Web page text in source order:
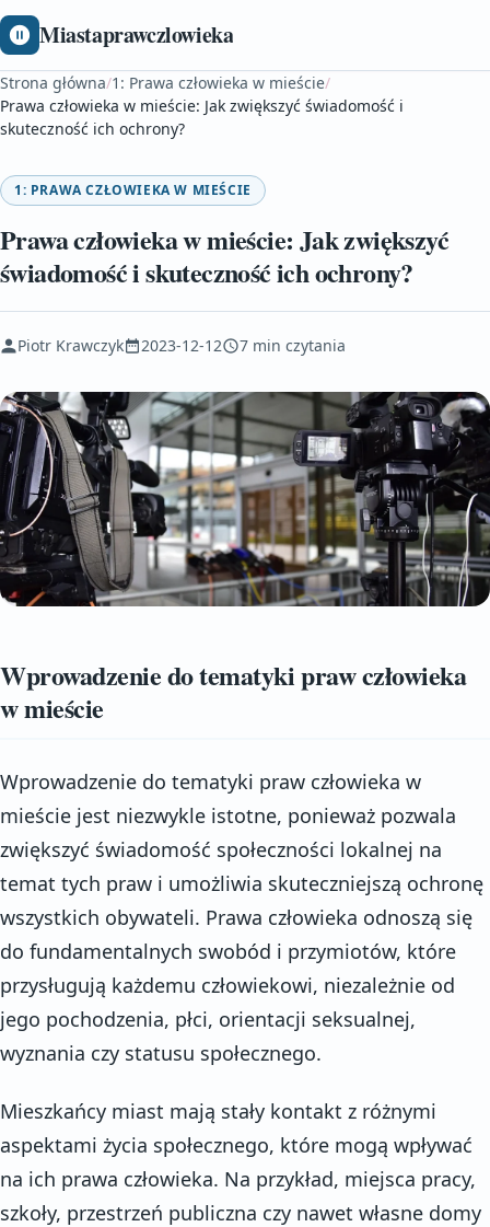
Miastaprawczlowieka
Strona główna/1: Prawa człowieka w mieście/
Prawa człowieka w mieście: Jak zwiększyć świadomość i
skuteczność ich ochrony?
1: PRAWA CZŁOWIEKA W MIEŚCIE
Prawa człowieka w mieście: Jak zwiększyć
świadomość i skuteczność ich ochrony?
Piotr Krawczyk 2023-12-12 7 min czytania
Wprowadzenie do tematyki praw człowieka
w mieście
Wprowadzenie do tematyki praw człowieka w
mieście jest niezwykle istotne, ponieważ pozwala
zwiększyć świadomość społeczności lokalnej na
temat tych praw i umożliwia skuteczniejszą ochronę
wszystkich obywateli. Prawa człowieka odnoszą się
do fundamentalnych swobód i przymiotów, które
przysługują każdemu człowiekowi, niezależnie od
jego pochodzenia, płci, orientacji seksualnej,
wyznania czy statusu społecznego.
Mieszkańcy miast mają stały kontakt z różnymi
aspektami życia społecznego, które mogą wpływać
na ich prawa człowieka. Na przykład, miejsca pracy,
szkoły, przestrzeń publiczna czy nawet własne domy